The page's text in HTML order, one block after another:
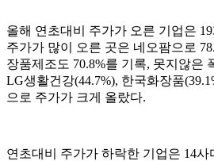
올해 연초대비 주가가 오른 기업은
주가가 많이 오른 곳은 네오팜으로
장품제조도 70.8%를 기록, 못지않은
LG생활건강(44.7%), 한국화장품
으로 주가가 크게 올랐다.
연초대비 주가가 하락한 기업은 14